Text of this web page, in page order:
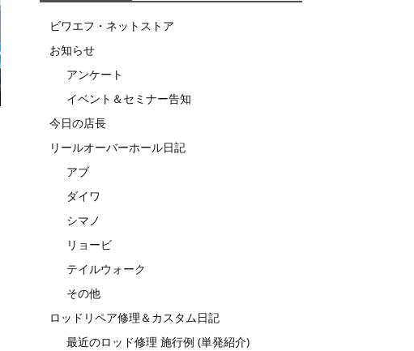
ビワエフ・ネットストア
お知らせ
アンケート
イベント＆セミナー告知
今日の店長
リールオーバーホール日記
アブ
ダイワ
シマノ
リョービ
テイルウォーク
その他
ロッドリペア修理＆カスタム日記
最近のロッド修理 施行例 (単発紹介)